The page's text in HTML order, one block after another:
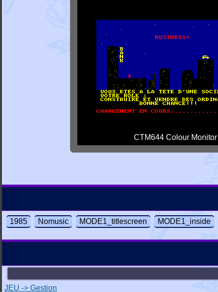
CTM644 Colour Monitor
1985 Nomusic MODE1_titlescreen MODE1_inside
JEU -> Gestion